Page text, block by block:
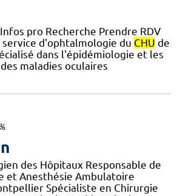
pro Recherche Prendre RDV
d'ophtalmologie du CHU de
dans l'épidémiologie et les
maladies oculaires
des Hôpitaux Responsable de
et Anesthésie Ambulatoire
Spécialiste en Chirurgie